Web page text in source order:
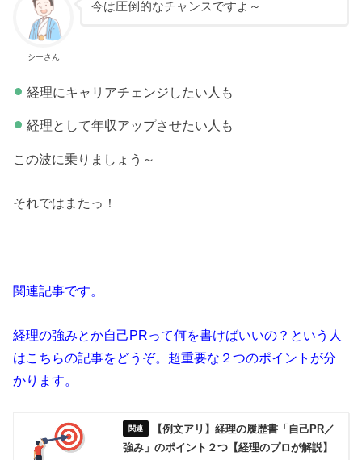
シーさん
今は圧倒的なチャンスですよ～
経理にキャリアチェンジしたい人も
経理として年収アップさせたい人も
この波に乗りましょう～
それではまたっ！
関連記事です。
経理の強みとか自己PRって何を書けばいいの？という人
はこちらの記事をどうぞ。超重要な２つのポイントが分
かります。
【例文アリ】経理の履歴書「自己PR／
強み」のポイント２つ【経理のプロが解説】